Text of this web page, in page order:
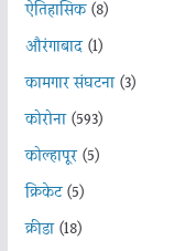
ऐतिहासिक(8)
औरंगाबाद(1)
कामगार संघटना(3)
कोरोना(593)
कोल्हापूर(5)
क्रिकेट(5)
क्रीडा(18)